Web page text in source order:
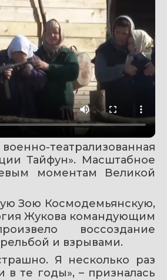
театрализованная
Тайфун». Масштабное
моментам Великой
Зою Космодемьянскую,
Жукова командующим
воссоздание
и взрывами.
Я несколько раз
в те годы», – призналась